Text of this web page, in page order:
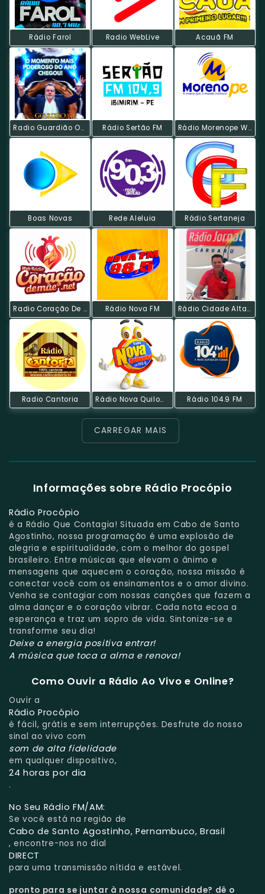
Rádio Farol Radio WebLive Acauã FM
Radio Guardião Oxossi - PE Rádio Sertão FM Rádio Morenope Web
Boas Novas Rede Aleluia Rádio Sertaneja
Radio Coração De Mãe Web Rádio Nova FM Rádio Cidade Alta Web
Radio Cantoria Rádio Nova Quilombo FM Rádio 104.9 FM
CARREGAR MAIS
Informações sobre Rádio Procópio
Rádio Procópio
é a Rádio Que Contagia! Situada em Cabo de Santo
Agostinho, nossa programação é uma explosão de
alegria e espiritualidade, com o melhor do gospel
brasileiro. Entre músicas que elevam o ânimo e
mensagens que aquecem o coração, nossa missão é
conectar você com os ensinamentos e o amor divino.
Venha se contagiar com nossas canções que fazem a
alma dançar e o coração vibrar. Cada nota ecoa a
esperança e traz um sopro de vida. Sintonize-se e
transforme seu dia!
Deixe a energia positiva entrar!
A música que toca a alma e renova!
Como Ouvir a Rádio Ao Vivo e Online?
Ouvir a
Rádio Procópio
é fácil, grátis e sem interrupções. Desfrute do nosso
sinal ao vivo com
som de alta fidelidade
em qualquer dispositivo,
24 horas por dia
.
No Seu Rádio FM/AM:
Se você está na região de
Cabo de Santo Agostinho, Pernambuco, Brasil
, encontre-nos no dial
DIRECT
para uma transmissão nítida e estável.
pronto para se juntar à nossa comunidade? dê o